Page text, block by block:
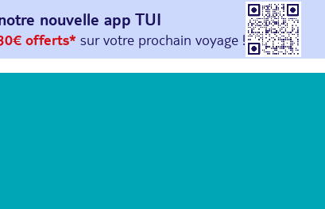
nouvelle app TUI
offerts*sur votreprochain